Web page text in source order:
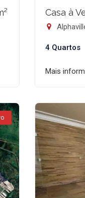
Casa à
4 Quartos
Mais